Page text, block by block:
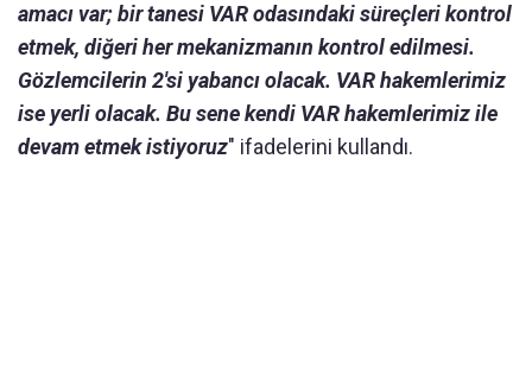
amacı var; bir tanesi VAR odasındaki süreçleri kontrol
etmek, diğeri her mekanizmanın kontrol edilmesi.
Gözlemcilerin 2'si yabancı olacak. VAR hakemlerimiz
ise yerli olacak. Bu sene kendi VAR hakemlerimiz ile
devam etmek istiyoruz" ifadelerini kullandı.